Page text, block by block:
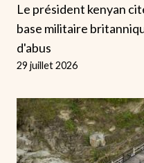
Le président kenyan
base militaire
d'abus
29 juillet 2026